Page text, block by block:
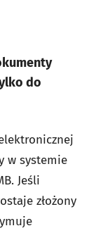
do
w systemie
Jeśli
złożony